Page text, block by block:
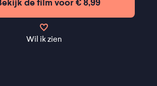
de film voor € 8,99
Wil ik zien